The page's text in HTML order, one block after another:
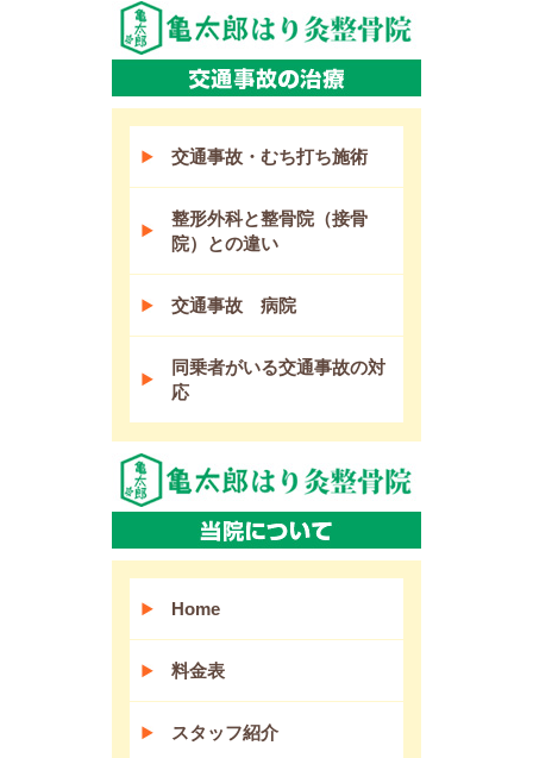
交通事故・むち打ち施術
整形外科と整骨院（接骨
院）との違い
交通事故 病院
同乗者がいる交通事故の対
応
Home
料金表
スタッフ紹介